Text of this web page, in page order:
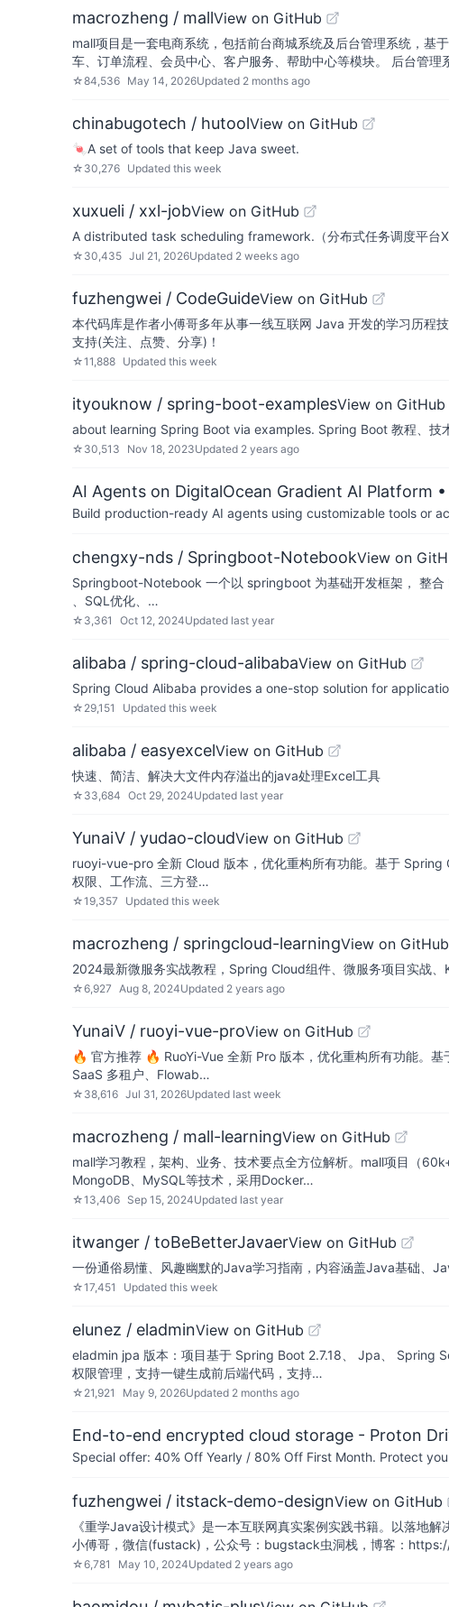
macrozheng / mallView on GitHub
mall项目是一套电商系统，包括前台商城系统及后台管理系统，
车、订单流程、会员中心、客户服务、帮助中心等模块。 后台管理
☆84,536 May 14, 2026Updated 2 months ago
chinabugotech / hutoolView on GitHub
🍬A set of tools that keep Java sweet.
☆ 30,276 Updated this week
xuxueli / xxl-jobView on GitHub
A distributed task scheduling framework.（分布式任务调度平台
☆ 30,435 Jul 21, 2026Updated 2 weeks ago
fuzhengwei / CodeGuideView on GitHub
本代码库是作者小傅哥多年从事一线互联网 Java 开发的学习历程
支持(关注、点赞、分享)！
☆11,888 Updated this week
ityouknow / spring-boot-examplesView on GitHub
about learning Spring Boot via examples. Spring Boot 教程、技
☆ 30,513 Nov 18, 2023Updated 2 years ago
AI Agents on DigitalOcean Gradient AI Platform
Build production-ready AI agents using customizable tools or
chengxy-nds / Springboot-NotebookView on
Springboot-Notebook 一个以 springboot 为基础开发框架， 整
、SQL优化、…
☆ 3,361 Oct 12, 2024Updated last year
alibaba / spring-cloud-alibabaView on GitHub
Spring Cloud Alibaba provides a one-stop solution for
☆ 29,151 Updated this week
alibaba / easyexcelView on GitHub
快速、简洁、解决大文件内存溢出的java处理Excel工具
☆ 33,684 Oct 29, 2024Updated last year
YunaiV / yudao-cloudView on GitHub
ruoyi-vue-pro 全新 Cloud 版本，优化重构所有功能。基于
权限、工作流、三方登…
☆19,357 Updated this week
macrozheng / springcloud-learningView on GitHub
2024最新微服务实战教程，Spring Cloud组件、微服务项目实战
☆6,927 Aug 8, 2024Updated 2 years ago
YunaiV / ruoyi-vue-proView on GitHub
🔥 官方推荐 🔥 RuoYi-Vue 全新 Pro 版本，优化重构所有功能。
SaaS 多租户、Flowab…
☆ 38,616 Jul 31, 2026Updated last week
macrozheng / mall-learningView on GitHub
mall学习教程，架构、业务、技术要点全方位解析。mall项目（
MongoDB、MySQL等技术，采用Docker…
☆13,406 Sep 15, 2024Updated last year
itwanger / toBeBetterJavaerView on GitHub
一份通俗易懂、风趣幽默的Java学习指南，内容涵盖Java基础、
☆17,451 Updated this week
elunez / eladminView on GitHub
eladmin jpa 版本：项目基于 Spring Boot 2.7.18、 Jpa、 Spring
权限管理，支持一键生成前后端代码，支持…
☆ 21,921 May 9, 2026Updated 2 months ago
End-to-end encrypted cloud storage - Proton
Special offer: 40% Off Yearly / 80% Off First Month. Protect
fuzhengwei / itstack-demo-designView on GitHub
《重学Java设计模式》是一本互联网真实案例实践书籍。以落地
小傅哥，微信(fustack)，公众号：bugstack虫洞栈，博客：
☆6,781 May 10, 2024Updated 2 years ago